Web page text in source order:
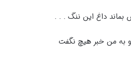
داغ این ننگ . . .
به من خبر هیچ نگفت